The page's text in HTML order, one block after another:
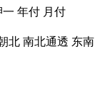
一 年付 月付
北 南北通透 东南